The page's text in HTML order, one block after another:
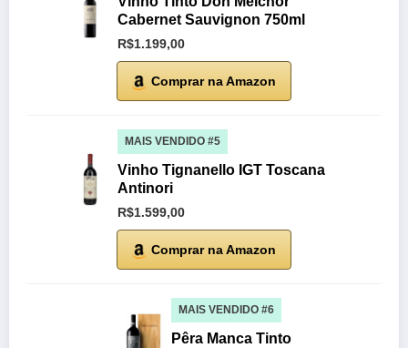
Cabernet Sauvignon 750ml
R$1.199,00
Comprar na Amazon
MAIS VENDIDO #5
Vinho Tignanello IGT Toscana
Antinori
R$1.599,00
Comprar na Amazon
MAIS VENDIDO #6
Pêra Manca Tinto